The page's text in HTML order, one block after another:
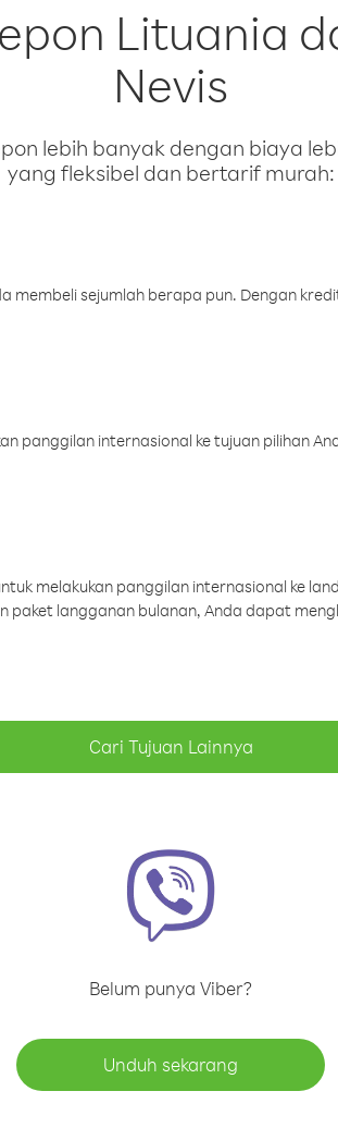
Lituania
Nevis
lebih banyak dengan biaya
yang fleksibel dan bertarif murah:
membeli sejumlah berapa pun. Dengan
panggilan internasional ke tujuan pilihan
melakukan panggilan internasional ke
paket langganan bulanan, Anda dapat
Cari Tujuan Lainnya
Belum punya Viber?
Unduh sekarang